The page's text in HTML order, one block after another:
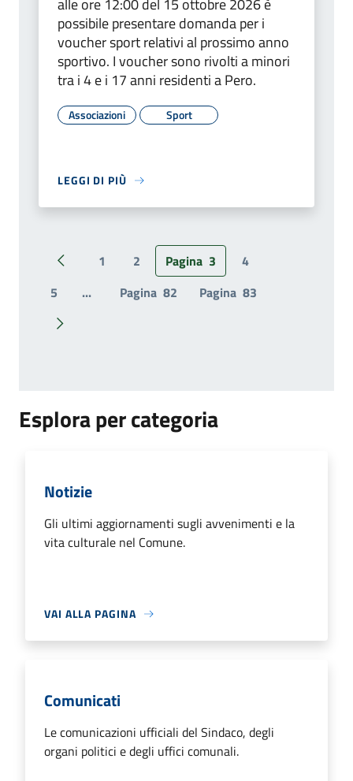
alle ore 12:00 del 15 ottobre 2026 è
possibile presentare domanda per i
voucher sport relativi al prossimo anno
sportivo. I voucher sono rivolti a minori
tra i 4 e i 17 anni residenti a Pero.
Associazioni Sport
LEGGI DI PIÙ
Pagina precedente
1 2 Pagina 3
4
5
... Pagina 82 Pagina 83
Pagina successiva
Esplora per categoria
Notizie
Gli ultimi aggiornamenti sugli avvenimenti e la
vita culturale nel Comune.
VAI ALLA PAGINA
Comunicati
Le comunicazioni ufficiali del Sindaco, degli
organi politici e degli uffici comunali.